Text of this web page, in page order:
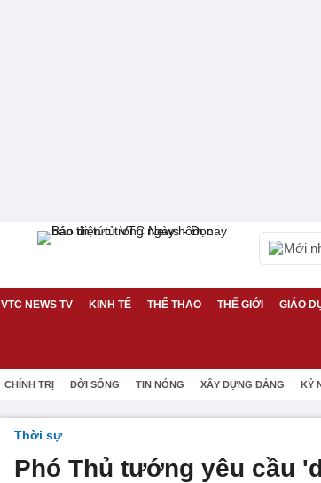
Mới
VTC NEWS TV KINH TẾ THỂ THAO THẾ GIỚI GIÁO
CHÍNH TRỊ ĐỜI SỐNG TIN NÓNG XÂY DỰNG ĐẢNG KỶ
Thời sự
Phó Thủ tướng yêu cầu